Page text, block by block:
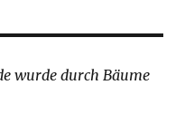
wurde durch Bäume